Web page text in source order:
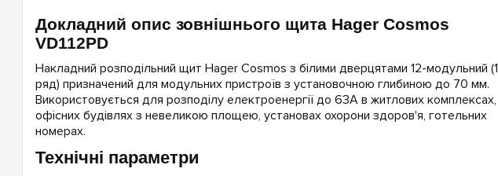
Докладний опис зовнішнього щита Hager Cosmos
VD112PD
Накладний розподільний щит Hager Cosmos з білими дверцятами 12-модульний (1
ряд) призначений для модульних пристроїв з установочною глибиною до 70 мм.
Використовується для розподілу електроенергії до 63А в житлових комплексах,
офісних будівлях з невеликою площею, установах охорони здоров'я, готельних
номерах.
Технічні параметри